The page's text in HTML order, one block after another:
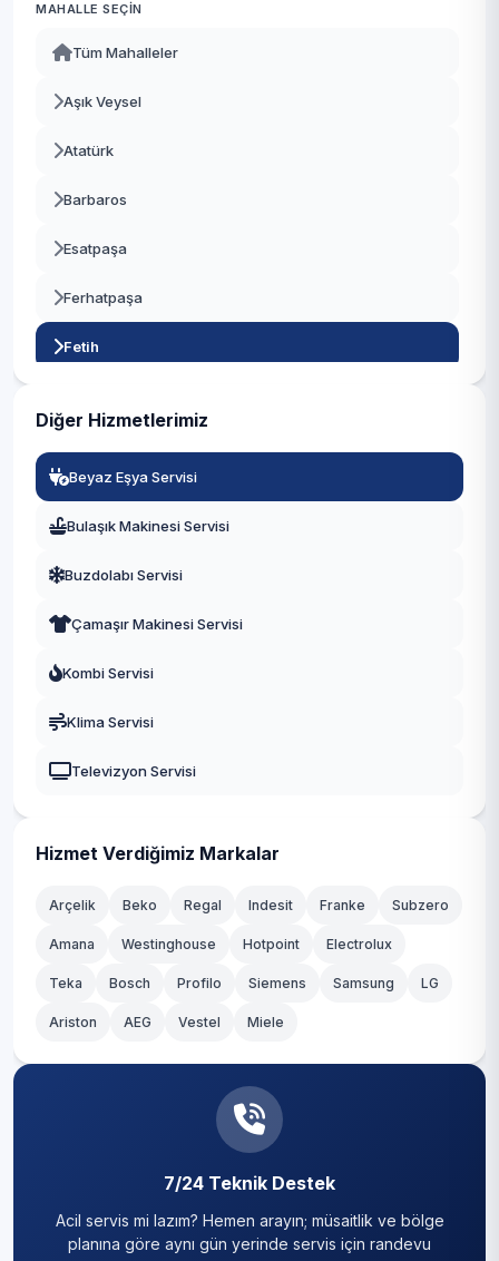
Bakırköy
Başakşehir
Bayrampaşa
Beylikdüzü
Beyoğlu
Büyükçekmece
Çekmeköy
Esenler
Kağıthane
Kartal
Küçükçekmece
Sultanbeyli
MAHALLE SEÇIN
Tüm Mahalleler
Aşık Veysel
Atatürk
Barbaros
Esatpaşa
Ferhatpaşa
Fetih
Diğer Hizmetlerimiz
Beyaz Eşya Servisi
Bulaşık Makinesi Servisi
Buzdolabı Servisi
Çamaşır Makinesi Servisi
Kombi Servisi
Klima Servisi
Televizyon Servisi
Hizmet Verdiğimiz Markalar
Arçelik Beko Regal Indesit Franke Subzero
Amana Westinghouse Hotpoint Electrolux
Teka Bosch Profilo Siemens Samsung LG
Ariston AEG Vestel Miele
7/24 Teknik Destek
Acil servis mi lazım? Hemen arayın; müsaitlik ve bölge
planına göre aynı gün yerinde servis için randevu